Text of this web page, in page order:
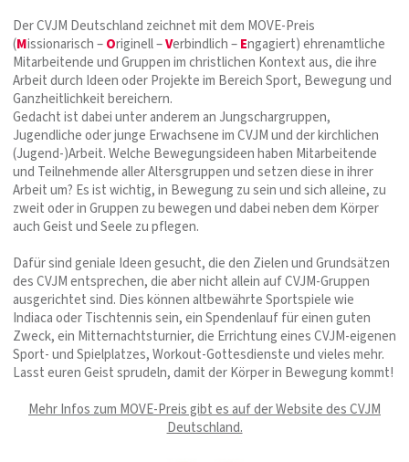
Der CVJM Deutschland zeichnet mit dem MOVE-Preis
(Missionarisch –Originell –Verbindlich –Engagiert) ehrenamtliche
Mitarbeitende und Gruppen im christlichen Kontext aus, die ihre
Arbeit durch Ideen oder Projekte im Bereich Sport, Bewegung und
Ganzheitlichkeit bereichern.
Gedacht ist dabei unter anderem an Jungschargruppen,
Jugendliche oder junge Erwachsene im CVJM und der kirchlichen
(Jugend-)Arbeit. Welche Bewegungsideen haben Mitarbeitende
und Teilnehmende aller Altersgruppen und setzen diese in ihrer
Arbeit um? Es ist wichtig, in Bewegung zu sein und sich alleine, zu
zweit oder in Gruppen zu bewegen und dabei neben dem Körper
auch Geist und Seele zu pflegen.
Dafür sind geniale Ideen gesucht, die den Zielen und Grundsätzen
des CVJM entsprechen, die aber nicht allein auf CVJM-Gruppen
ausgerichtet sind. Dies können altbewährte Sportspiele wie
Indiaca oder Tischtennis sein, ein Spendenlauf für einen guten
Zweck, ein Mitternachtsturnier, die Errichtung eines CVJM-eigenen
Sport- und Spielplatzes, Workout-Gottesdienste und vieles mehr.
Lasst euren Geist sprudeln, damit der Körper in Bewegung kommt!
Mehr Infos zum MOVE-Preis gibt es auf der Website des CVJM
Deutschland.